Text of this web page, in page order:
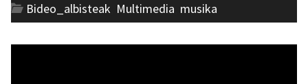
Bideo_albisteak Multimedia musika